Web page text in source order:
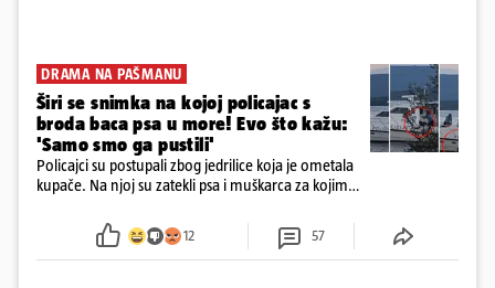
DRAMA NA PAŠMANU
Širi se snimka na kojoj policajac s
broda baca psa u more! Evo što kažu:
'Samo smo ga pustili'
Policajci su postupali zbog jedrilice koja je ometala
kupače. Na njoj su zatekli psa i muškarca za kojim
ga uhitili, a psa je preuzeo komunalni redar
12 57